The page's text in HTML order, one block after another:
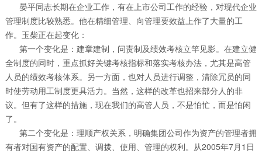
晏平同志长期在企业工作，有在上市公司工作的经验，对现代企业
管理制度比较熟悉。他在精细管理、向管理要效益上作了大量的工
作。玉柴正在起变化：
第一个变化是：建章建制，问责制及绩效考核立竿见影。在建立健
全制度的同时，重点抓好关键考核指标和落实考核办法，尤其是高管
人员的绩效考核体系。另一方面，也对人员进行调整，清除冗员的同
时使劳动用工制度更具活力。当然，这样的改革也招来部分人的非
议。但有了这样的措施，现在我们的高管人员，不是怕忙，而是怕闲
了。
第二个变化是：理顺产权关系，明确集团公司作为资产的管理者拥
有者对国有资产的配置、调拨、使用、管理的权利。从2005年7月1日